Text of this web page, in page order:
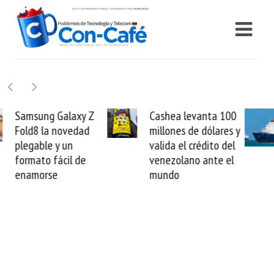
Cashea levanta 100
millones de dólares y
valida el crédito del
venezolano ante el
mundo
El buque Wave
Sentinel arranca la
reparación del
cable de Cirion